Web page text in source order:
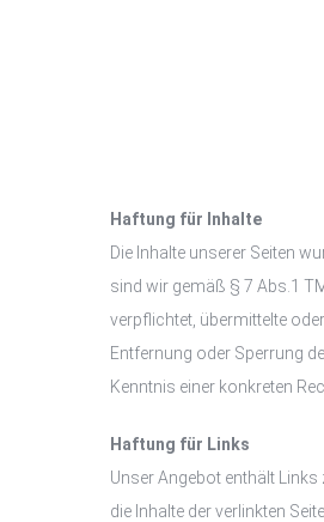
Haftung für Inhalte
Die Inhalte unserer Seiten
sind wir gemäß § 7 Abs.1
verpflichtet, übermittelte
Entfernung oder Sperrung
Kenntnis einer konkreten
Haftung für Links
Unser Angebot enthält
die Inhalte der verlinkten